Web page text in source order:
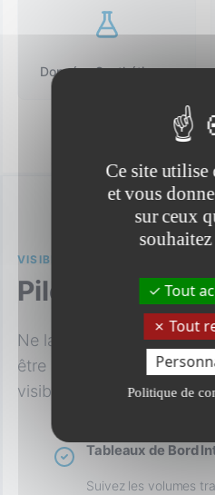
Données Synthétiques
VISIBILITÉ TOTALE
Pilotage &
Ne laissez plus vos
être des boîtes noires.
visibilité complète sur vos
Tableaux de Bord
Suivez les volumes
Ce site utilise
et vous
sur ceux
Tout
Tout
Politique de